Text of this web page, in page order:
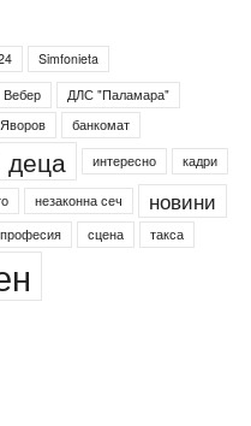
Simfonieta
Вебер
ДЛС "Паламара"
Яворов
банкомат
деца интересно кадри
незаконна сеч новини
професия сцена такса